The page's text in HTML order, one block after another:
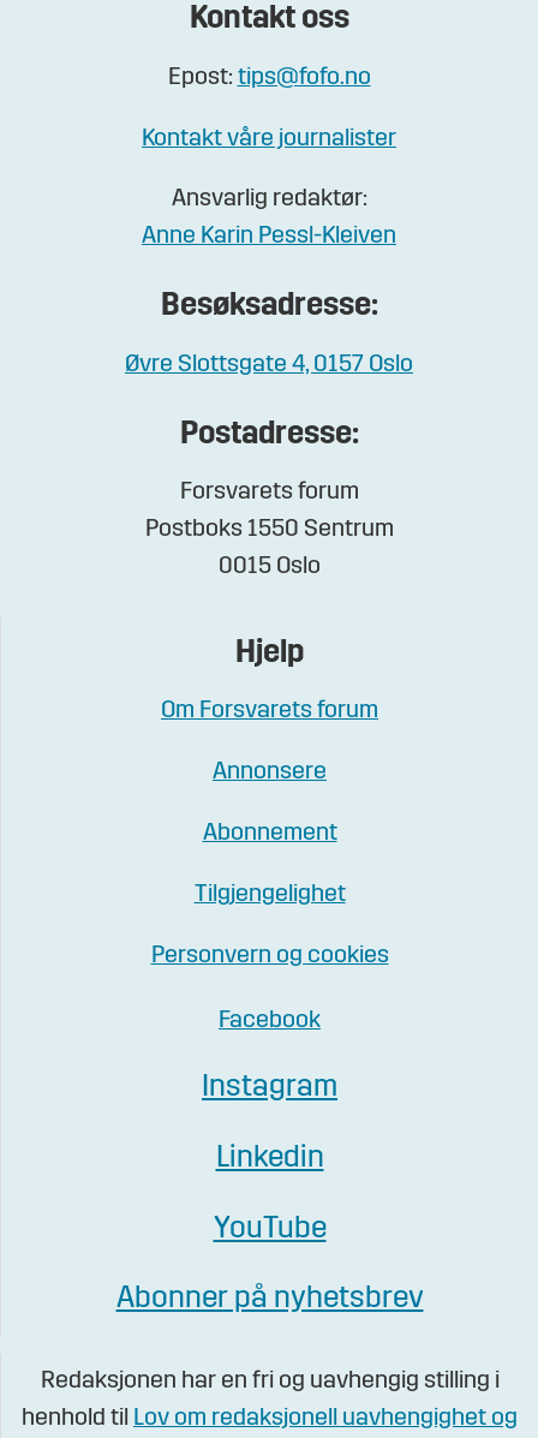
Kontakt oss
Epost: tips@fofo.no
Kontakt våre journalister
Ansvarlig redaktør:
Anne Karin Pessl-Kleiven
Besøksadresse:
Øvre Slottsgate 4, 0157 Oslo
Postadresse:
Forsvarets forum
Postboks 1550 Sentrum
0015 Oslo
Hjelp
Om Forsvarets forum
Annonsere
Abonnement
Tilgjengelighet
Personvern og cookies
Facebook
Instagram
Linkedin
YouTube
Abonner på nyhetsbrev
Redaksjonen har en fri og uavhengig stilling i
henhold til Lov om redaksjonell uavhengighet og